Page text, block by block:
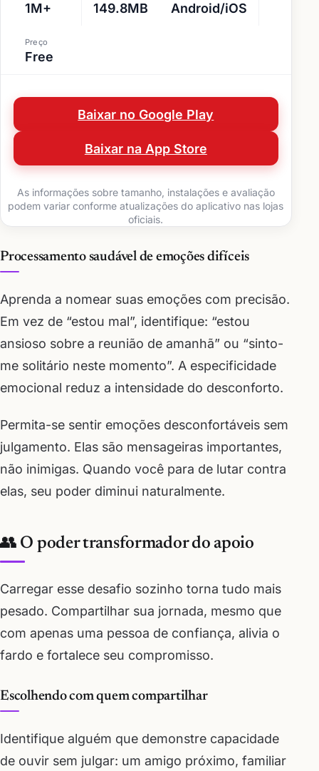
1M+ 149.8MB Android/iOS
Preço
Free
Baixar no Google Play
Baixar na App Store
As informações sobre tamanho, instalações e avaliação
podem variar conforme atualizações do aplicativo nas lojas
oficiais.
Processamento saudável de emoções difíceis
Aprenda a nomear suas emoções com precisão.
Em vez de “estou mal”, identifique: “estou
ansioso sobre a reunião de amanhã” ou “sinto-
me solitário neste momento”. A especificidade
emocional reduz a intensidade do desconforto.
Permita-se sentir emoções desconfortáveis sem
julgamento. Elas são mensageiras importantes,
não inimigas. Quando você para de lutar contra
elas, seu poder diminui naturalmente.
👥 O poder transformador do apoio
Carregar esse desafio sozinho torna tudo mais
pesado. Compartilhar sua jornada, mesmo que
com apenas uma pessoa de confiança, alivia o
fardo e fortalece seu compromisso.
Escolhendo com quem compartilhar
Identifique alguém que demonstre capacidade
de ouvir sem julgar: um amigo próximo, familiar